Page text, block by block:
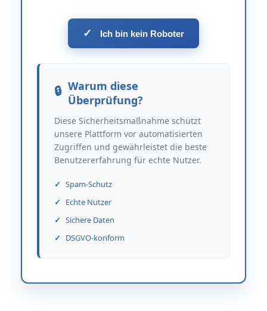
✓ Ich bin kein Roboter
Warum diese
Überprüfung?
Diese Sicherheitsmaßnahme schützt
unsere Plattform vor automatisierten
Zugriffen und gewährleistet die beste
Benutzererfahrung für echte Nutzer.
Spam-Schutz
Echte Nutzer
Sichere Daten
DSGVO-konform